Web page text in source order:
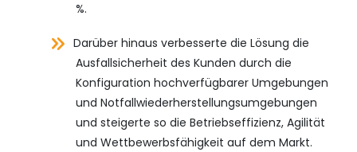
%.
Darüber hinaus verbesserte die Lösung die
Ausfallsicherheit des Kunden durch die
Konfiguration hochverfügbarer Umgebungen
und Notfallwiederherstellungsumgebungen
und steigerte so die Betriebseffizienz, Agilität
und Wettbewerbsfähigkeit auf dem Markt.